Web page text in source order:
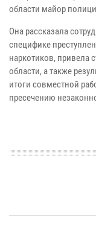
области майор
Она рассказала
специфике
наркотиков, привела
области, а также
итоги совместной
пресечению